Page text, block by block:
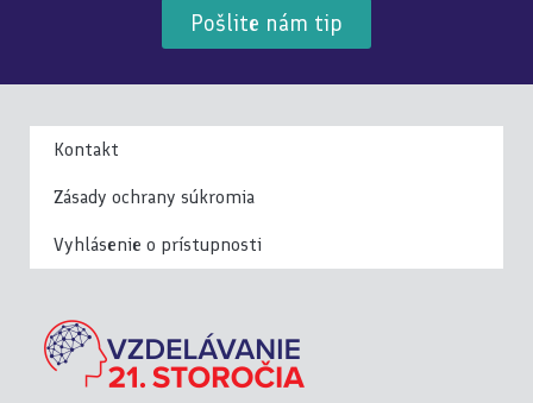
Pošlite nám tip
Kontakt
Zásady ochrany súkromia
Vyhlásenie o prístupnosti